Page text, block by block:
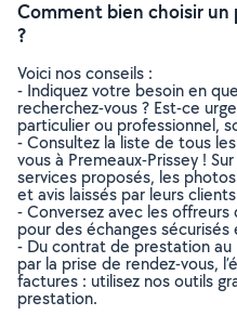
Comment bien choisir un
?
Voici nos conseils :
- Indiquez votre besoin en
recherchez-vous ? Est-ce
particulier ou professionnel,
- Consultez la liste de tous
vous à Premeaux-Prissey !
services proposés, les
et avis laissés par leurs
- Conversez avec les offreurs
pour des échanges
- Du contrat de prestation
par la prise de rendez-vous,
factures : utilisez nos outils
prestation.